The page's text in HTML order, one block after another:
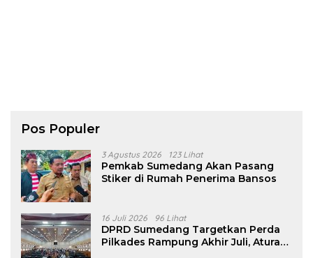
Pos Populer
3 Agustus 2026 123 Lihat
Pemkab Sumedang Akan Pasang
Stiker di Rumah Penerima Bansos
16 Juli 2026 96 Lihat
DPRD Sumedang Targetkan Perda
Pilkades Rampung Akhir Juli, Aturan